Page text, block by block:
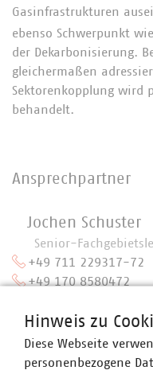
Gasinfrastrukturen
ebenso Schwerpunkt
der Dekarbonisierung.
gleichermaßen
Sektorenkopplung wird
behandelt.
Ansprechpartner
Jochen Schuster
Senior-
+49 711 229317-72
+49 170 8580472
Hinweis zu
Diese Webseite
personenbezogene